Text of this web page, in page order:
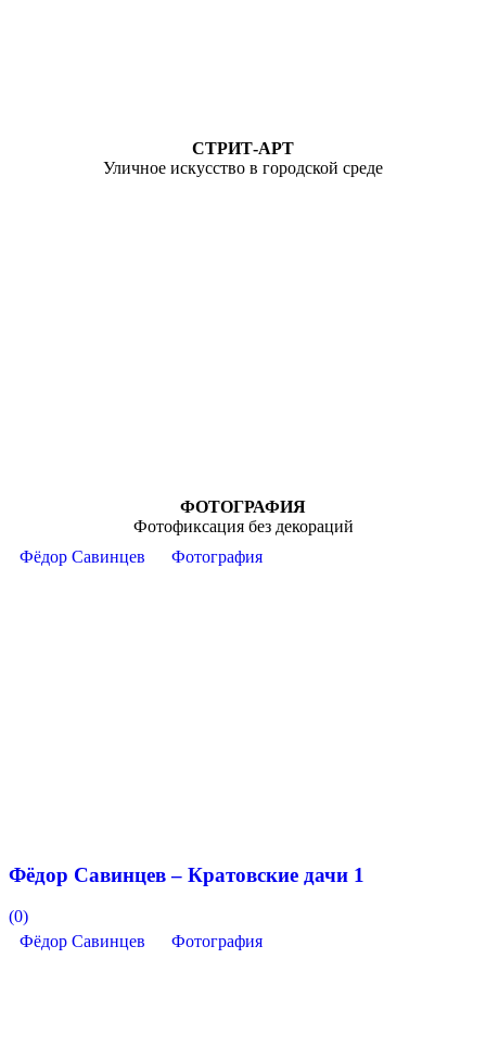
СТРИТ-АРТ
Уличное искусство в городской среде
ФОТОГРАФИЯ
Фотофиксация без декораций
Фёдор Савинцев
Фотография
Фёдор Савинцев – Кратовские дачи 1
(0)
Фёдор Савинцев
Фотография